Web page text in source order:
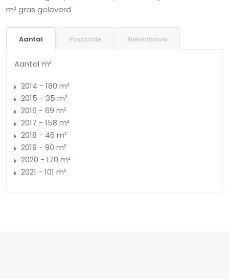
m² gras geleverd
Aantal Postcode Nieuwbouw
Aantal m²
2014 - 180 m²
2015 - 35 m²
2016 - 69 m²
2017 - 158 m²
2018 - 46 m²
2019 - 90 m²
2020 - 170 m²
2021 - 101 m²